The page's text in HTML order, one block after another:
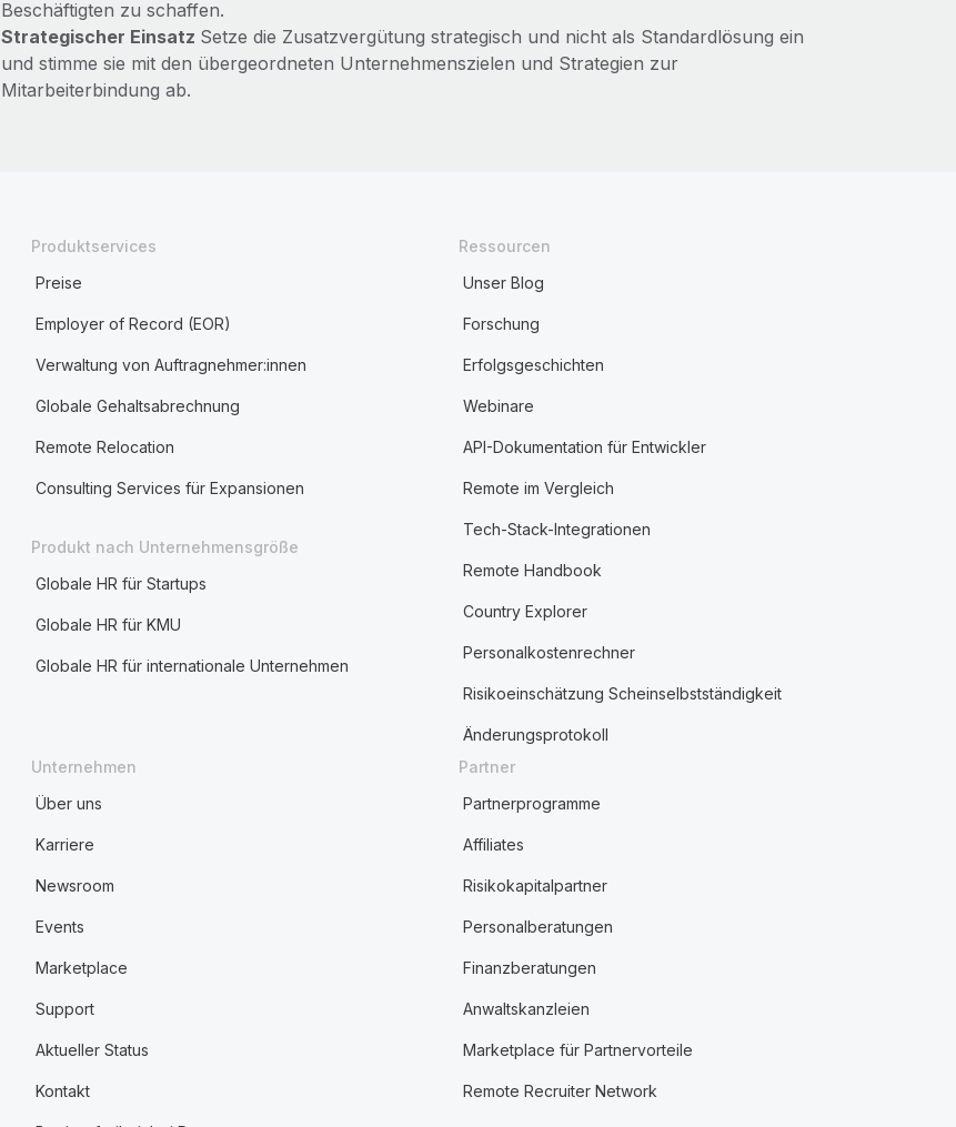
Beschäftigten zu schaffen.
Strategischer Einsatz Setze die Zusatzvergütung strategisch und nicht als Standardlösung ein
und stimme sie mit den übergeordneten Unternehmenszielen und Strategien zur
Mitarbeiterbindung ab.
Produktservices
Preise
Employer of Record (EOR)
Verwaltung von Auftragnehmer:innen
Globale Gehaltsabrechnung
Remote Relocation
Consulting Services für Expansionen
Produkt nach Unternehmensgröße
Globale HR für Startups
Globale HR für KMU
Globale HR für internationale Unternehmen
Ressourcen
Unser Blog
Forschung
Erfolgsgeschichten
Webinare
API-Dokumentation für Entwickler
Remote im Vergleich
Tech-Stack-Integrationen
Remote Handbook
Country Explorer
Personalkostenrechner
Risikoeinschätzung Scheinselbstständigkeit
Änderungsprotokoll
Unternehmen
Über uns
Karriere
Newsroom
Events
Marketplace
Support
Aktueller Status
Kontakt
Partner
Partnerprogramme
Affiliates
Risikokapitalpartner
Personalberatungen
Finanzberatungen
Anwaltskanzleien
Marketplace für Partnervorteile
Remote Recruiter Network